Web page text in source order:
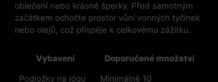
oblečení nebo krásné šperky. Před samotným
začátkem ochočte prostor vůní vonných tyčinek
nebo olejů, což přispěje k celkovému zážitku.
Vybavení Doporučené množství
Podložky na jógu Minimálně 10